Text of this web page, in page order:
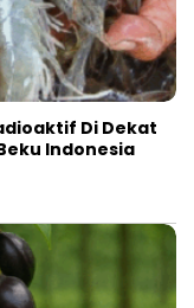
Di Dekat
Indonesia